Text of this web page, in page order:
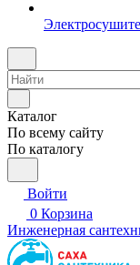
Каталог
По всему сайту
По каталогу
Войти
0 Корзина
Инженерная